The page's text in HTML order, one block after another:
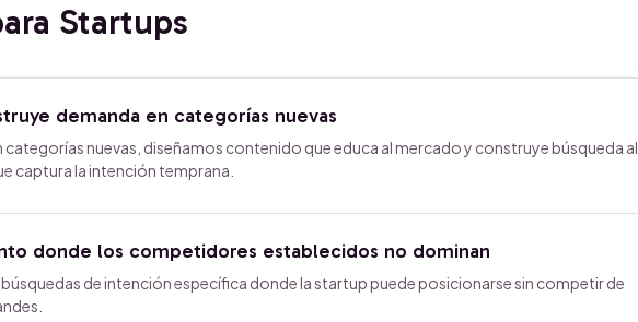
Startups
demanda en categorías nuevas
categorías nuevas, diseñamos contenido que educa al mercado y construye búsqueda al
captura la intención temprana.
donde los competidores establecidos no dominan
de intención específica donde la startup puede posicionarse sin competir de